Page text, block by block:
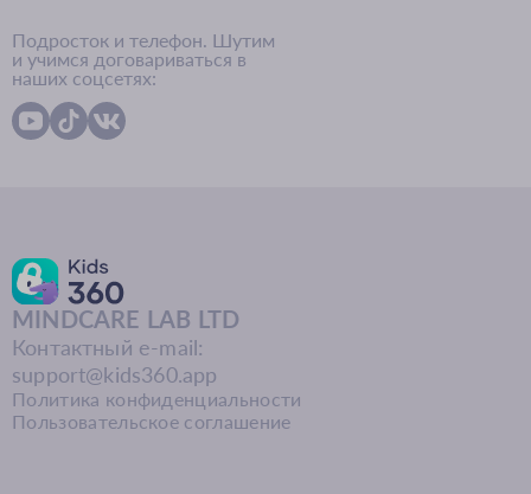
Подросток и телефон. Шутим
и учимся договариваться в
наших соцсетях:
MINDCARE LAB LTD
Контактный e-mail:
support@kids360.app
Политика конфиденциальности
Пользовательское соглашение